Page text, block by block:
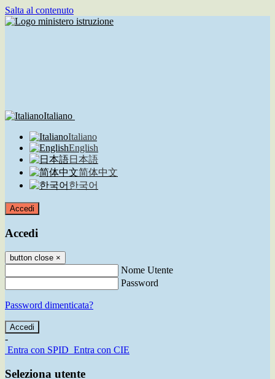
Salta al contenuto
Italiano
Italiano
English
日本語
简体中文
한국어
Accedi
Accedi
button close ×
Nome Utente
Password
Password dimenticata?
-
Entra con SPID Entra con CIE
Seleziona utente